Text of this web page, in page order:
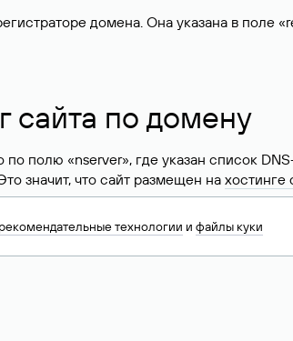
домена. Она указана в поле
сайта по домену
по полю «nserver», где указан список
значит, что сайт размещен на хостинге
хостинг-провайдера сайта.
рекомендательные технологии и файлы куки